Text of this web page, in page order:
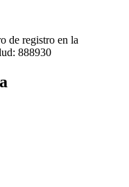
de registro en la
888930